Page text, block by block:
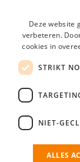
E-mail*
Wachtwoord
login gegevens
login
Bedrijf
nieuwe collega/
Deze website
verbeteren.
cookies in
STRIKT
NIET-
ALLES